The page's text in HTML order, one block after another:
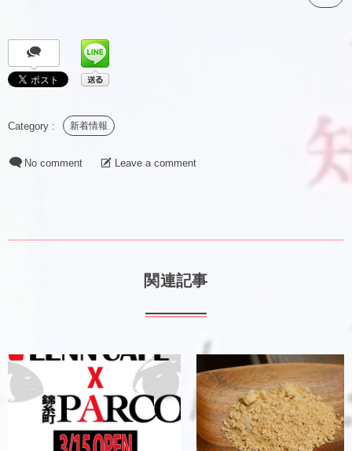
新着情報
No comment Leave a comment
関連記事